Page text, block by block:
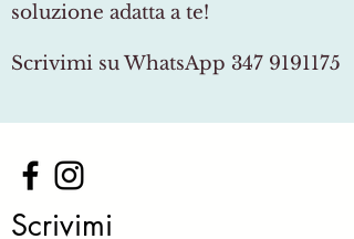
soluzione adatta a te!
Scrivimi su WhatsApp 347 9191175
Scrivimi